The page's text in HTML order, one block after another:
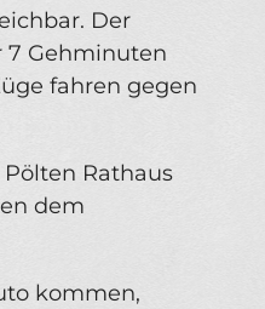
Der
7 Gehminuten
fahren gegen
Rathaus
dem
kommen,